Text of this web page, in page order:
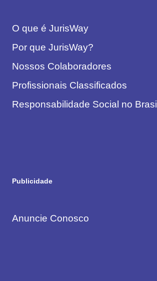
O que é JurisWay
Por que JurisWay?
Nossos Colaboradores
Profissionais Classificados
Responsabilidade Social no Brasil
Publicidade
Anuncie Conosco